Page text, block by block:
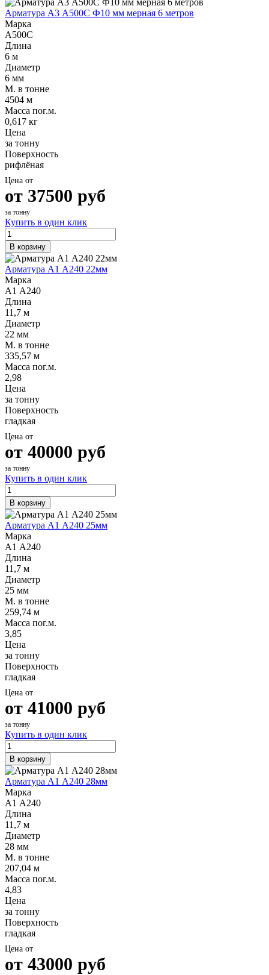
Арматура А3 А500С Ф10 мм мерная 6 метров
Марка
А500С
Длина
6 м
Диаметр
6 мм
М. в тонне
4504 м
Масса пог.м.
0,617 кг
Цена
за тонну
Поверхность
рифлёная
Цена от
от 37500 руб
за тонну
Купить в один клик
В корзину
Арматура А1 А240 22мм
Марка
А1 А240
Длина
11,7 м
Диаметр
22 мм
М. в тонне
335,57 м
Масса пог.м.
2,98
Цена
за тонну
Поверхность
гладкая
Цена от
от 40000 руб
за тонну
Купить в один клик
В корзину
Арматура А1 А240 25мм
Марка
А1 А240
Длина
11,7 м
Диаметр
25 мм
М. в тонне
259,74 м
Масса пог.м.
3,85
Цена
за тонну
Поверхность
гладкая
Цена от
от 41000 руб
за тонну
Купить в один клик
В корзину
Арматура А1 А240 28мм
Марка
А1 А240
Длина
11,7 м
Диаметр
28 мм
М. в тонне
207,04 м
Масса пог.м.
4,83
Цена
за тонну
Поверхность
гладкая
Цена от
от 43000 руб